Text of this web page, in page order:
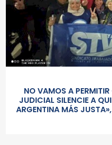
NO VAMOS A
JUDICIAL SILENCIE A
ARGENTINA MÁS